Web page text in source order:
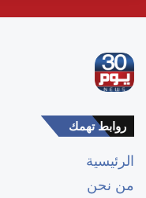
روابط تهمك
الرئيسية
من نحن